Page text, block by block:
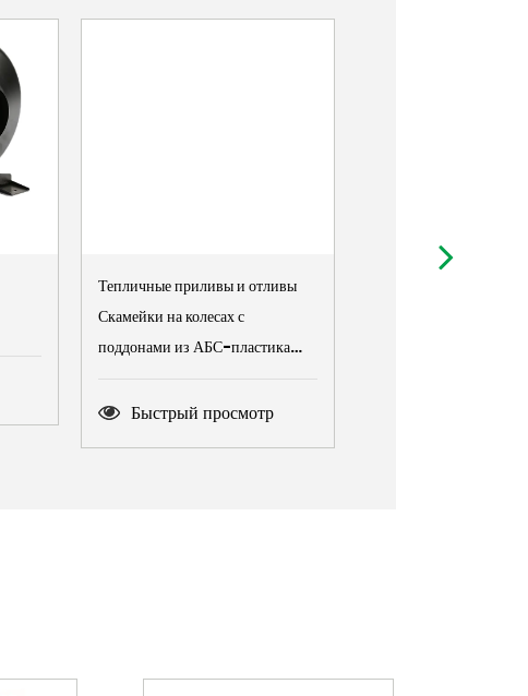
Тепличные приливы и отливы
Скамейки на колесах с
поддонами из АБС-пластика
Быстрый просмотр